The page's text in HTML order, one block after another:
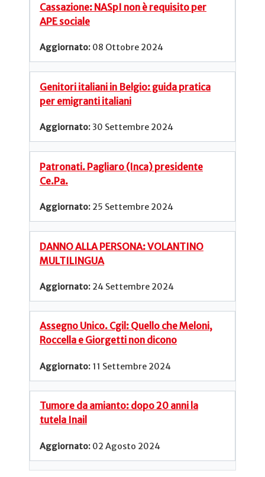
Cassazione: NASpI non è requisito per
APE sociale
08 Ottobre 2024
Genitori italiani in Belgio: guida pratica
per emigranti italiani
30 Settembre 2024
Patronati. Pagliaro (Inca) presidente
Ce.Pa.
25 Settembre 2024
DANNO ALLA PERSONA: VOLANTINO
MULTILINGUA
24 Settembre 2024
Assegno Unico. Cgil: Quello che Meloni,
Roccella e Giorgetti non dicono
11 Settembre 2024
Tumore da amianto: dopo 20 anni la
tutela Inail
02 Agosto 2024